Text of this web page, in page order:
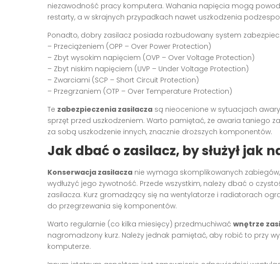
niezawodność pracy komputera. Wahania napięcia mogą
restarty, a w skrajnych przypadkach nawet uszkodzenia
Ponadto, dobry zasilacz posiada rozbudowany system
– Przeciążeniem (OPP – Over Power Protection)
– Zbyt wysokim napięciem (OVP – Over Voltage Protection)
– Zbyt niskim napięciem (UVP – Under Voltage Protection)
– Zwarciami (SCP – Short Circuit Protection)
– Przegrzaniem (OTP – Over Temperature Protection)
Te zabezpieczenia zasilacza są nieocenione w sytuacjach
sprzęt przed uszkodzeniem. Warto pamiętać, że awaria taniego
za sobą uszkodzenie innych, znacznie droższych komponentów.
Jak dbać o zasilacz, by służył jak
Konserwacja zasilacza nie wymaga skomplikowanych
wydłużyć jego żywotność. Przede wszystkim, należy dbać o
zasilacza. Kurz gromadzący się na wentylatorze i radiatorach
do przegrzewania się komponentów.
Warto regularnie (co kilka miesięcy) przedmuchiwać wnętrze
nagromadzony kurz. Należy jednak pamiętać, aby robić to przy
komputerze.